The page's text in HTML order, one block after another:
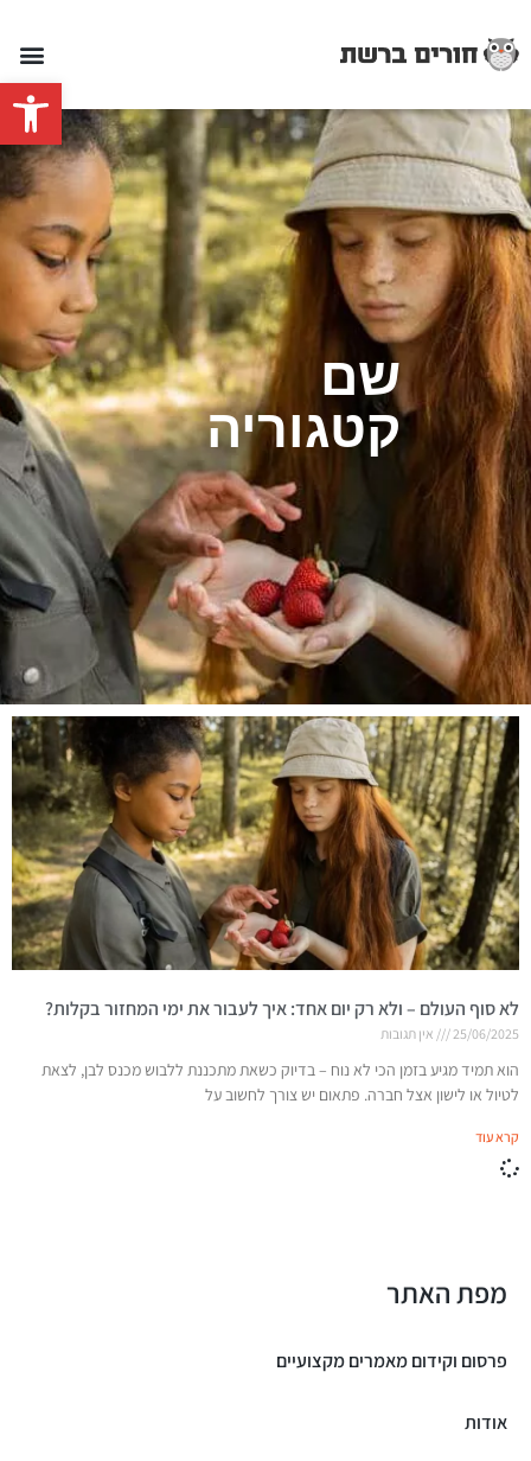
פתח
שם
קטגוריה
לא סוף העולם – ולא רק יום אחד: איך לעבור את ימי המחזור בקלות?
25/06/2025 אין תגובות
הוא תמיד מגיע בזמן הכי לא נוח – בדיוק כשאת מתכננת ללבוש מכנס לבן, לצאת
לטיול או לישון אצל חברה. פתאום יש צורך לחשוב על
קרא עוד
מפת האתר
פרסום וקידום מאמרים מקצועיים
אודות